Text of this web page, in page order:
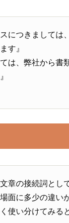
スにつきましては
す』
ては、弊社から書
章の接続詞とし
面に多少の違い
使い分けてみる